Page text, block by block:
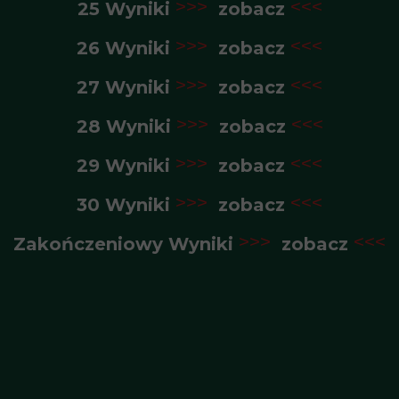
25 Wyniki >>> zobacz <<<
26 Wyniki >>> zobacz <<<
27 Wyniki >>> zobacz <<<
28 Wyniki >>> zobacz <<<
29 Wyniki >>> zobacz <<<
30 Wyniki >>> zobacz <<<
Zakończeniowy Wyniki >>> zobacz <<<